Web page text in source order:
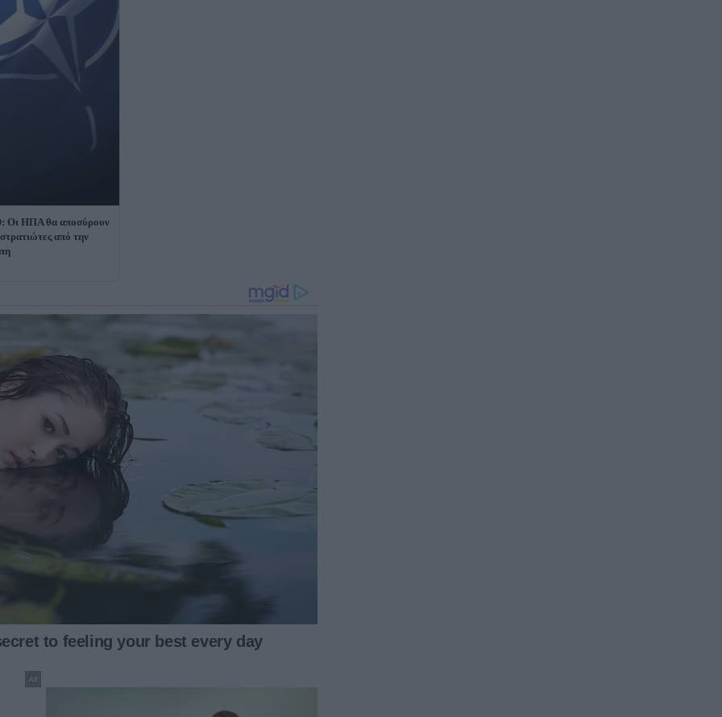
Οι ΗΠΑ θα αποσύρουν
από την